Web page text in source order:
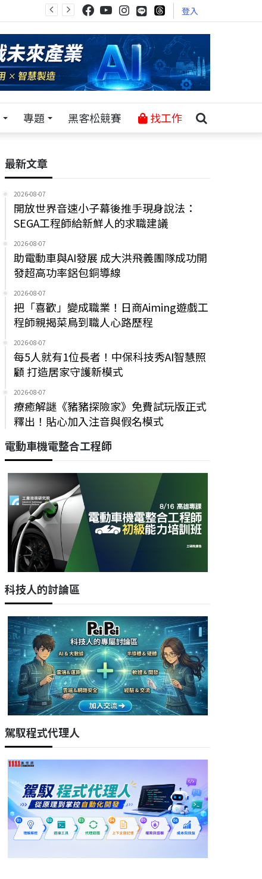
登入
專題 黑客松競賽 找工作
新北市土城區
數位健康 醫療器材 品質
鴻海精密工業股份有限公司
(鴻海)
新北市新店區
資訊人員
新北市三峽區
[資訊室]管理師(程式設
人恩主公醫院
台北市中山區
（健康台灣深耕計畫）
台北院區 資訊室/系統
規劃課 程式設計師(資
料庫管理專員-資訊工程
最新文章
2026-08-07
開放世界音速小子幕後推手現身說法：
SEGA工程師給新鮮人的求職建議
2026-08-07
助電動車與AI發展 成大洪飛義團隊成功開
發超高功率鋁包銅導線
2026-08-07
把「喜歡」變成職業！日商Aiming遊戲工
程師親揭菜鳥到職人心路歷程
2026-08-07
每5人就有1位長者！中保科技秀AI智慧照
顧 打造居家守護新模式
2026-08-07
療癒解謎《豬豬探險家》免費試玩版正式
釋出！貼心加入注音與假名模式
電動車機電整合工程師
科技人的討論區
駕馭程式代理人